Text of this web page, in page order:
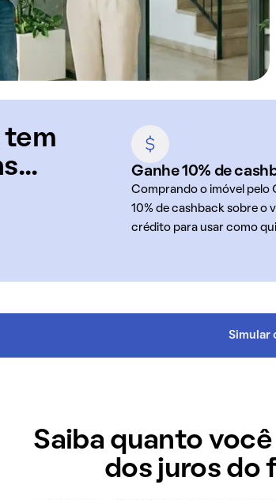
tem
Ganhe 10% de
Comprando o imóvel pelo
10% de cashback sobre o
crédito para usar como
Simular
Saiba quanto
dos juros do